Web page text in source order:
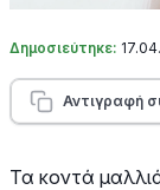
Δημοσιεύτηκε:
Αντιγραφή
Τα κοντά